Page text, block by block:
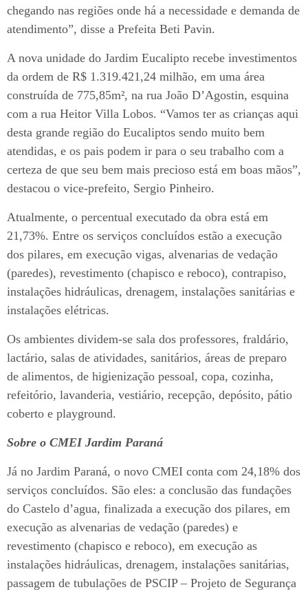
chegando nas regiões onde há a necessidade e demanda de
atendimento”, disse a Prefeita Beti Pavin.
A nova unidade do Jardim Eucalipto recebe investimentos
da ordem de R$ 1.319.421,24 milhão, em uma área
construída de 775,85m², na rua João D’Agostin, esquina
com a rua Heitor Villa Lobos. “Vamos ter as crianças aqui
desta grande região do Eucaliptos sendo muito bem
atendidas, e os pais podem ir para o seu trabalho com a
certeza de que seu bem mais precioso está em boas mãos”,
destacou o vice-prefeito, Sergio Pinheiro.
Atualmente, o percentual executado da obra está em
21,73%. Entre os serviços concluídos estão a execução
dos pilares, em execução vigas, alvenarias de vedação
(paredes), revestimento (chapisco e reboco), contrapiso,
instalações hidráulicas, drenagem, instalações sanitárias e
instalações elétricas.
Os ambientes dividem-se sala dos professores, fraldário,
lactário, salas de atividades, sanitários, áreas de preparo
de alimentos, de higienização pessoal, copa, cozinha,
refeitório, lavanderia, vestiário, recepção, depósito, pátio
coberto e playground.
Sobre o CMEI Jardim Paraná
Já no Jardim Paraná, o novo CMEI conta com 24,18% dos
serviços concluídos. São eles: a conclusão das fundações
do Castelo d’agua, finalizada a execução dos pilares, em
execução as alvenarias de vedação (paredes) e
revestimento (chapisco e reboco), em execução as
instalações hidráulicas, drenagem, instalações sanitárias,
passagem de tubulações de PSCIP – Projeto de Segurança